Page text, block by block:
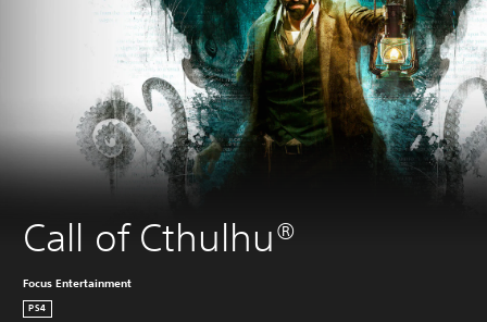
Call of Cthulhu®
Focus Entertainment
PS4